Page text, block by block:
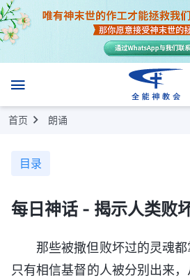
首页 朗诵
目录
每日神话 - 揭示人类败
那些被撒但败坏过的灵魂都
只有相信基督的人被分别出来